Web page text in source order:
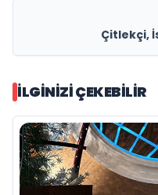
Çitlekçi,
İLGINIZI ÇEKEBILIR